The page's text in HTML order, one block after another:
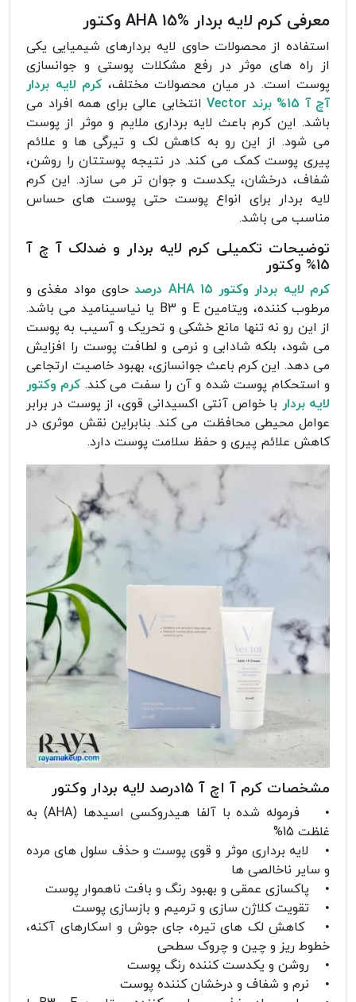
معرفی کرم لایه بردار AHA 15% وکتور
استفاده از محصولات حاوی لایه بردارهای شیمیایی یکی
از راه های موثر در رفع مشکلات پوستی و جوانسازی
پوست است. در میان محصولات مختلف، کرم لایه بردار
آچ آ 15% برند Vector
انتخابی عالی برای همه افراد می
باشد. این کرم باعث لایه برداری ملایم و موثر از پوست
می شود. از این رو به کاهش لک‌ و تیرگی ها و علائم
پیری پوست کمک می کند. در نتیجه پوستتان را روشن،
شفاف، درخشان، یکدست و جوان تر می سازد. این کرم
لایه بردار برای انواع پوست حتی پوست ‌های حساس
مناسب می باشد.
توضیحات تکمیلی کرم لایه بردار و ضدلک آ چ آ
15% وکتور
کرم لایه‌ بردار وکتور AHA 15 درصد
حاوی مواد مغذی و
مرطوب ‌کننده، ویتامین E و B3 یا نیاسینامید می باشد.
از این رو نه تنها مانع خشکی و تحریک و آسیب به پوست
می شود، بلکه شادابی و نرمی و لطافت پوست را افزایش
می دهد. این کرم باعث جوانسازی، بهبود خاصیت ارتجاعی
و استحکام پوست شده و آن را سفت می کند. کرم وکتور
لایه بردار با خواص آنتی ‌اکسیدانی قوی، از پوست در برابر
عوامل محیطی محافظت می کند. بنابراین نقش موثری در
کاهش علائم پیری و حفظ سلامت پوست دارد.
مشخصات کرم آ اچ آ 15درصد لایه بردار وکتور
• فرموله شده با آلفا هیدروکسی اسیدها (AHA) به
غلظت 15%
• لایه برداری موثر و قوی پوست و حذف سلول های مرده
و سایر ناخالصی ها
• پاکسازی عمقی و بهبود رنگ و بافت ناهموار پوست
• تقویت کلاژن سازی و ترمیم و بازسازی پوست
• کاهش لک های تیره، جای جوش و اسکارهای آکنه،
خطوط ریز و چین ‌و چروک سطحی
• روشن و یکدست کننده رنگ پوست
• نرم و شفاف و درخشان کننده پوست